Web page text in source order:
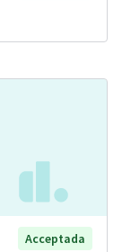
Acceptada